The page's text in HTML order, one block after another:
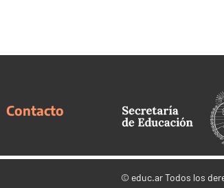
Contacto
© educ.arTodos los